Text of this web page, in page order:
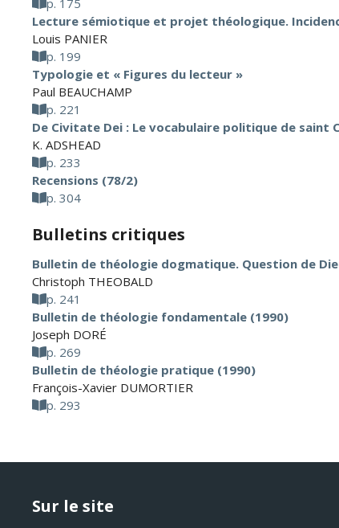
p. 175
Lecture sémiotique et projet théologique.
Louis PANIER
p. 199
Typologie et « Figures du lecteur »
Paul BEAUCHAMP
p. 221
De Civitate Dei : Le vocabulaire politique de saint
K. ADSHEAD
p. 233
Recensions (78/2)
p. 304
Bulletins critiques
Bulletin de théologie dogmatique. Question de
Christoph THEOBALD
p. 241
Bulletin de théologie fondamentale (1990)
Joseph DORÉ
p. 269
Bulletin de théologie pratique (1990)
François-Xavier DUMORTIER
p. 293
Sur le site